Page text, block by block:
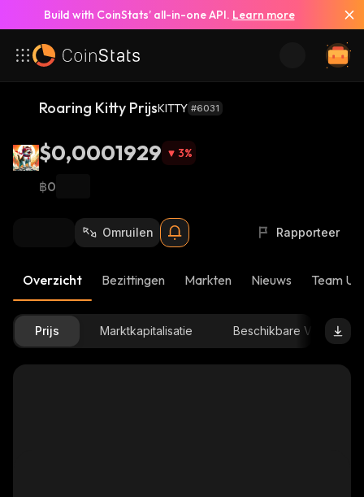
Build with CoinStats’ all-in-one API. Learn more
Roaring Kitty PrijsKITTY #6031
$0,0001929 3%
฿0
Omruilen Rapporteer
Overzicht Bezittingen Markten Nieuws Team
Prijs Marktkapitalisatie Beschikbare Voorraad